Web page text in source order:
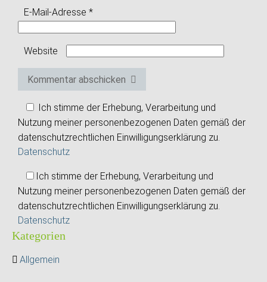
E-Mail-Adresse *
Website
Kommentar abschicken
Ich stimme der Erhebung, Verarbeitung und
Nutzung meiner personenbezogenen Daten gemäß der
datenschutzrechtlichen Einwilligungserklärung zu.
Datenschutz
Ich stimme der Erhebung, Verarbeitung und
Nutzung meiner personenbezogenen Daten gemäß der
datenschutzrechtlichen Einwilligungserklärung zu.
Datenschutz
Kategorien
Allgemein